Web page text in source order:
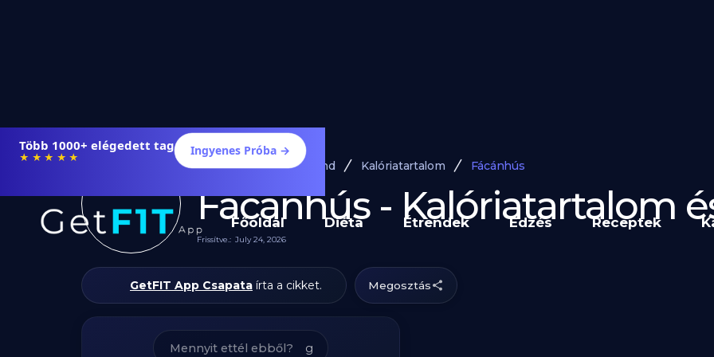
Étrendek, receptek és edzéstervek
★★★★★ Ingyenes Próba →
Főoldal Diéta Étrendek Edzés Receptek
Diéta és Étrend Kalóriatartalom Fácánhús
Fácánhús - Kalóriatartalom
Frissítve.: July 24, 2026
GetFIT App Csapata írta a cikket. Megosztás
g